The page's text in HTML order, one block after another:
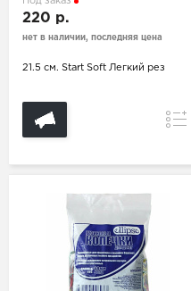
220 р.
нет в наличии, последняя цена
21.5 см. Start Soft Легкий рез